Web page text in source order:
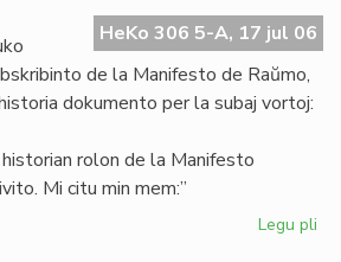
HeKo 306 5-A, 17 jul 06
de la Manifesto de Raŭmo,
dokumento per la subaj vortoj:
rolon de la Manifesto
Mi citu min mem:”
Legu pli